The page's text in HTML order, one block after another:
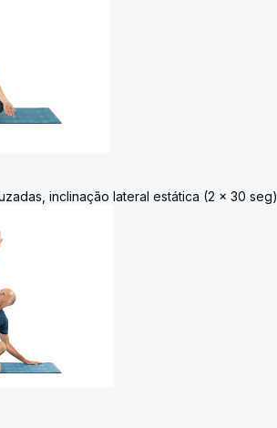
inclinação lateral estática (2 x 30 seg)